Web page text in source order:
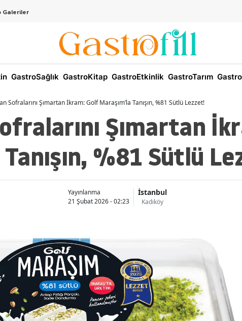
Galeriler
GastroSağlık GastroKitap GastroEtkinlik GastroTarım
Sofralarını Şımartan İkram: Golf Maraşım’la Tanışın, %81 Sütlü Lezzet!
Şımartan
Tanışın, %81 Sütlü
Yayınlanma
21 Şubat 2026 - 02:23
İstanbul
Kadıköy